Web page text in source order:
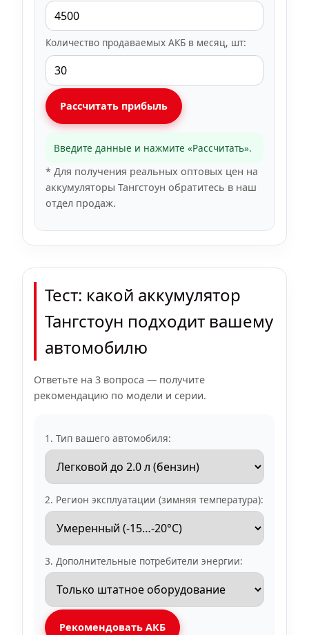
Количество продаваемых АКБ в месяц, шт:
Рассчитать прибыль
Введите данные и нажмите «Рассчитать».
* Для получения реальных оптовых цен на
аккумуляторы Тангстоун обратитесь в наш
отдел продаж.
Тест: какой аккумулятор
Тангстоун подходит вашему
автомобилю
Ответьте на 3 вопроса — получите
рекомендацию по модели и серии.
1. Тип вашего автомобиля:
2. Регион эксплуатации (зимняя температура):
3. Дополнительные потребители энергии:
Рекомендовать АКБ